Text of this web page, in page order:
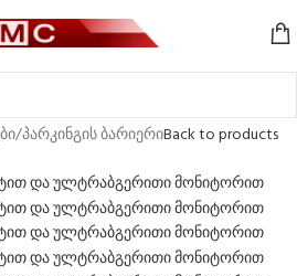
/პარკინგის ბარიერიBack to products